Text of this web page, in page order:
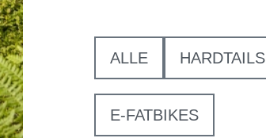
ALLE HARDTAILS
E-FATBIKES